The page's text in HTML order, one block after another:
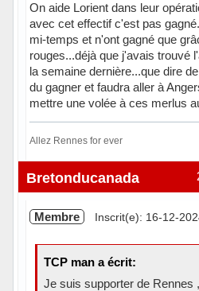
On aide Lorient dans leur
avec cet effectif c'est pas
mi-temps et n'ont gagné que
rouges...déjà que j'avais trouvé
la semaine dernière...que dire
du gagner et faudra aller à
mettre une volée à ces merlus
Allez Rennes for ever
Hors ligne
Bretonducanada
Membre Inscrit(e): 16-12-
TCP man a écrit:
Je suis supporter de Rennes